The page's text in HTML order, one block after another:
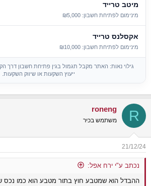
מיטב טרייד
מינימום לפתיחת חשבון: ₪5,000
אקסלנס טרייד
מינימום לפתיחת חשבון: ₪10,000
גילוי נאות: האתר מקבל תגמול בגין פתיחת חשבון דרך
ייעוץ השקעות או שיווק השקעות.
R
roneng
משתמש בכיר
21/12/24
נכתב ע"י ירח אפל:
ההבדל הוא שמטבע חוץ בתור מטבע הוא כמו נכס